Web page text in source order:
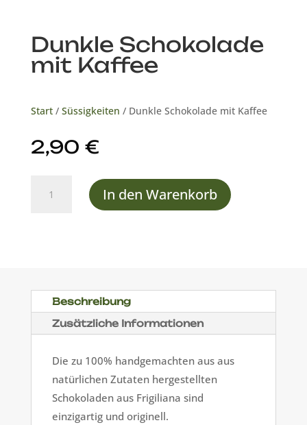
Dunkle Schokolade
mit Kaffee
Start/ Süssigkeiten / Dunkle Schokolade mit Kaffee
2,90 €
Schokolade
In den Warenkorb
Beschreibung
Zusätzliche Informationen
Die zu 100% handgemachten aus aus
natürlichen Zutaten hergestellten
Schokoladen aus Frigiliana sind
einzigartig und originell.